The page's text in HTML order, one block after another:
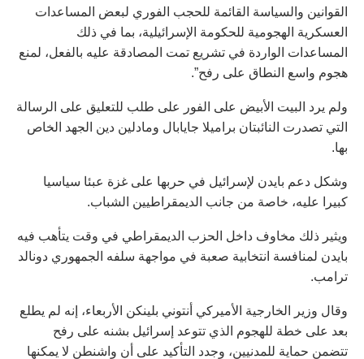
القوانين والسياسة القائمة للحجب الفوري لبعض المساعدات
العسكرية الهجومية للحكومة الإسرائيلية، بما في ذلك
المساعدات الواردة في تشريع تمت المصادقة عليه بالفعل، لمنع
هجوم واسع النطاق على رفح”.
ولم يرد البيت الأبيض على الفور على طلب للتعليق على الرسالة
التي تصدرت النائبتان براميلا جايابال ومادلين دين الجهد الخاص
بها.
وشكل دعم بايدن لإسرائيل في حربها على غزة عبئا سياسيا
كبيرا عليه، خاصة من جانب الديمقراطيين الشباب.
ويثير ذلك مخاوف داخل الحزب الديمقراطي في وقت يتأهب فيه
بايدن لمنافسة انتخابية صعبة في مواجهة سلفه الجمهوري دونالد
ترامب.
وقال وزير الخارجية الأميركي أنتوني بلينكن الأربعاء، إنه لم يطلع
بعد على خطة للهجوم الذي تتوعد إسرائيل بشنه على رفح
تتضمن حماية للمدنيين، وجدد التأكيد على أن واشنطن لا يمكنها